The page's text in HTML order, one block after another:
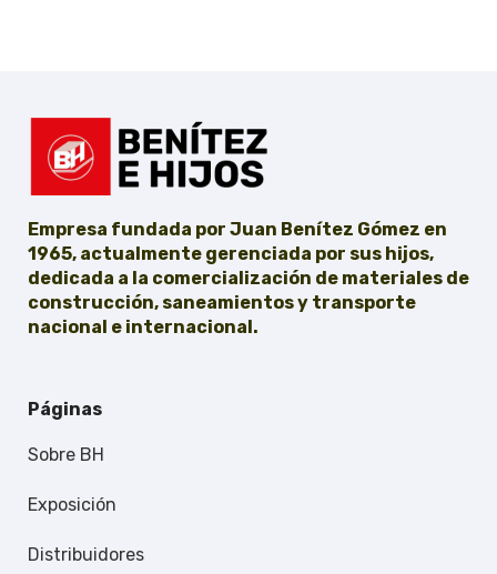
Empresa fundada por Juan Benítez Gómez en
1965, actualmente gerenciada por sus hijos,
dedicada a la comercialización de materiales de
construcción, saneamientos y transporte
nacional e internacional.
Páginas
Sobre BH
Exposición
Distribuidores